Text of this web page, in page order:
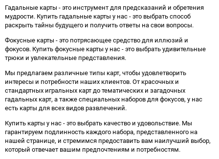
Гадальные карты - это инструмент для предсказаний и обретения
мудрости. Купить гадальные карты у нас - это выбрать способ
раскрыть тайны будущего и получить ответы на свои вопросы.
Фокусные карты - это потрясающее средство для иллюзий и
фокусов. Купить фокусные карты у нас - это выбрать удивительные
трюки и увлекательные представления.
Мы предлагаем различные типы карт, чтобы удовлетворить
интересы и потребности наших клиентов. От красочных и
стандартных игральных карт до тематических и загадочных
гадальных карт, а также специальных наборов для фокусов, у нас
есть карты для всех видов развлечений.
Купить карты у нас - это выбрать качество и удовольствие. Мы
гарантируем подлинность каждого набора, представленного на
нашей странице, и стремимся предоставить вам наилучший выбор,
который отвечает вашим предпочтениям и потребностям.